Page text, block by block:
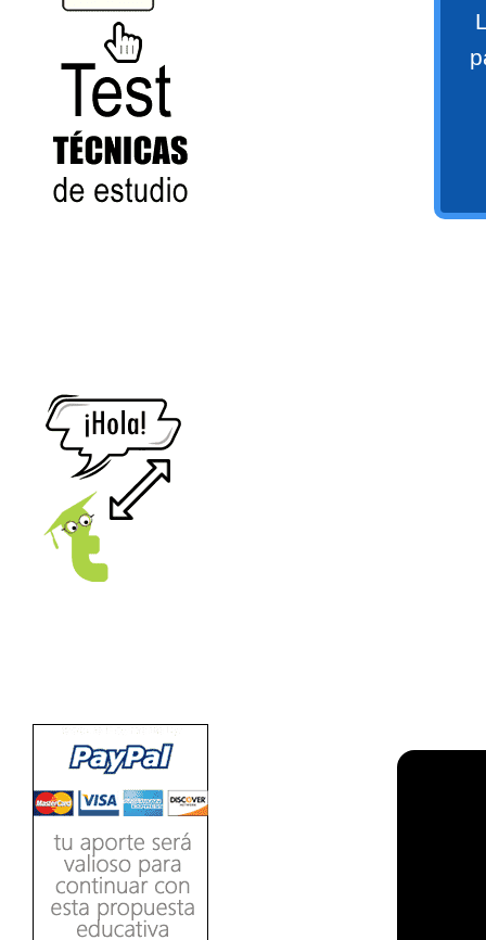
naturales (N) Ξ Operaciones con
naturales Ξ Los números enteros (Z)
Ξ Operaciones con enteros Ξ Los
números racionales (Q) Ξ
Operaciones con racionales Ξ Los
números irracionales (Q') Ξ
Operaciones con irracionales Ξ
[Ingresar]
Ver/Ocultar temario
Propiedades de los reales (R) Ξ
Aplicación y operaciones con los
reales (R) Ξ Propiedades de los
factorización Ξ División de
polinomios Ξ Método cociente
residuo Ξ División sintética.
>> Ingresar YA a este tutorial